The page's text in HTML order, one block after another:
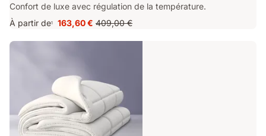
Confort de luxe avec régulation de la température.
À partir de1
Prix
163,60 €
163,60 € Prix
d'origine
409,00 €